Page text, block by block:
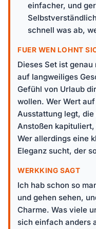
einfacher, und
schnell was ab,
FUER WEN LOHNT
Dieses Set ist
auf langweiliges
Gefühl von Urlaub
wollen. Wer Wert
Ausstattung legt,
Anstoßen
Wer allerdings eine
Eleganz sucht, der
WERKKING SAGT
Ich hab schon so
und gehen sehen,
Charme. Was viele
sich einfach anders